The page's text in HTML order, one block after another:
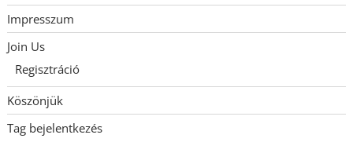
Impresszum
Join Us
Regisztráció
Köszönjük
Tag bejelentkezés